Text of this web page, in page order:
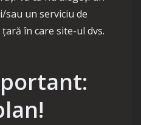
un serviciu de
în care site-ul dvs.